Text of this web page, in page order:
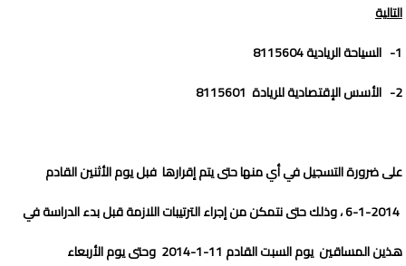
التالية
1- السياحة الريادية 8115604
2- الأسس الإقتصادية للريادة 8115601
على ضرورة التسجيل في أي منها حتى يتم إقرارها فبل يوم الأثنين القادم
6-1-2014 ، وذلك حتى نتمكن من إجراء الترتيبات اللازمة قبل بدء الدراسة في
هذين المساقين يوم السبت القادم 11-1-2014 وحتى يوم الأربعاء